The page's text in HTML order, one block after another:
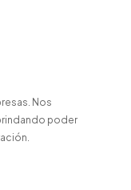
Nos
poder